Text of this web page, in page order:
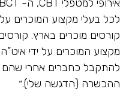
קורסים מוכרים בארץ.
מקצוע המוכרים על ידי
להתקבל כחברים אחרי שהם
ההכשרה (הדגשה שלי).״